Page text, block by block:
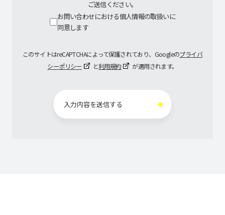
ご送信ください。
お問い合わせにおける個人情報の取扱いに
同意します
このサイトはreCAPTCHAによって保護されており、Googleのプライバ
シーポリシー
と利用規約 が適用されます。